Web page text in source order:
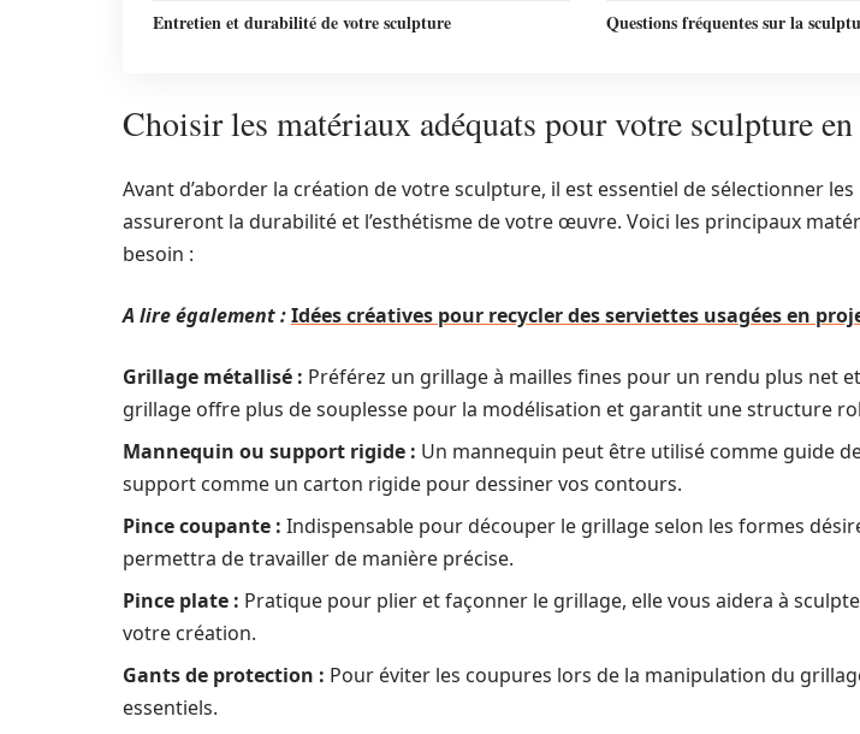
Entretien et durabilité de votre sculpture
Questions fréquentes sur la
Choisir les matériaux adéquats pour votre sculpture
Avant d’aborder la création de votre sculpture, il est essentiel de sélectionner
assureront la durabilité et l’esthétisme de votre œuvre. Voici les principaux
besoin :
A lire également :Idées créatives pour recycler des serviettes usagées en
Grillage métallisé : Préférez un grillage à mailles fines pour un rendu plus net
grillage offre plus de souplesse pour la modélisation et garantit une structure
Mannequin ou support rigide : Un mannequin peut être utilisé comme guide
support comme un carton rigide pour dessiner vos contours.
Pince coupante : Indispensable pour découper le grillage selon les formes
permettra de travailler de manière précise.
Pince plate : Pratique pour plier et façonner le grillage, elle vous aidera à
votre création.
Gants de protection : Pour éviter les coupures lors de la manipulation du
essentiels.